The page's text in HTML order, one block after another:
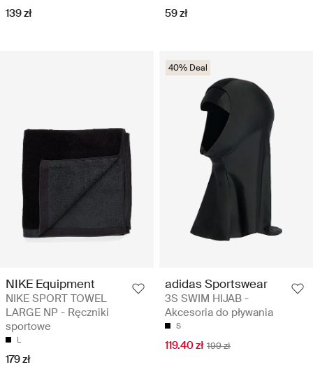
139 zł 59 zł
NIKE Equipment
NIKE SPORT TOWEL
LARGE NP - Ręczniki
sportowe
L
179 zł
40% Deal
adidas Sportswear
3S SWIM HIJAB -
Akcesoria do pływania
S
119.40 zł 199 zł